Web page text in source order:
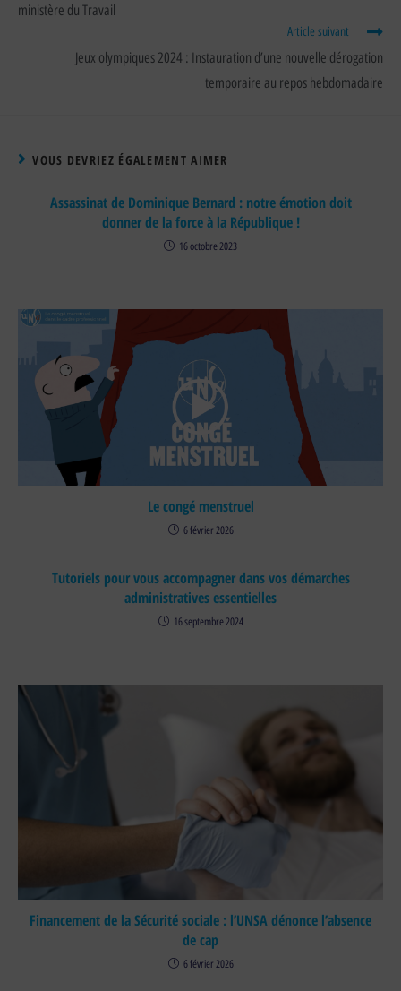
ministère du Travail
Article suivant
Jeux olympiques 2024 : Instauration d’une nouvelle dérogation
temporaire au repos hebdomadaire
VOUS DEVRIEZ ÉGALEMENT AIMER
Assassinat de Dominique Bernard : notre émotion doit
donner de la force à la République !
16 octobre 2023
Le congé menstruel
6 février 2026
Tutoriels pour vous accompagner dans vos démarches
administratives essentielles
16 septembre 2024
Financement de la Sécurité sociale : l’UNSA dénonce l’absence
de cap
6 février 2026